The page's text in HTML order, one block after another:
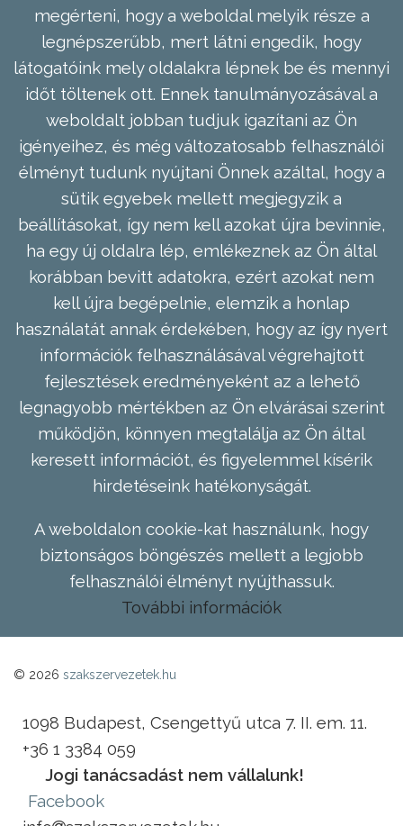
megérteni, hogy a weboldal melyik része a
legnépszerűbb, mert látni engedik, hogy
látogatóink mely oldalakra lépnek be és mennyi
időt töltenek ott. Ennek tanulmányozásával a
weboldalt jobban tudjuk igazítani az Ön
igényeihez, és még változatosabb felhasználói
élményt tudunk nyújtani Önnek azáltal, hogy a
sütik egyebek mellett megjegyzik a
beállításokat, így nem kell azokat újra bevinnie,
ha egy új oldalra lép, emlékeznek az Ön által
korábban bevitt adatokra, ezért azokat nem
kell újra begépelnie, elemzik a honlap
használatát annak érdekében, hogy az így nyert
információk felhasználásával végrehajtott
fejlesztések eredményeként az a lehető
legnagyobb mértékben az Ön elvárásai szerint
működjön, könnyen megtalálja az Ön által
keresett információt, és figyelemmel kísérik
hirdetéseink hatékonyságát.
A weboldalon cookie-kat használunk, hogy
biztonságos böngészés mellett a legjobb
felhasználói élményt nyújthassuk.
További információk
© 2026 szakszervezetek.hu
1098 Budapest, Csengettyű utca 7. II. em. 11.
+36 1 3384 059
Jogi tanácsadást nem vállalunk!
Facebook